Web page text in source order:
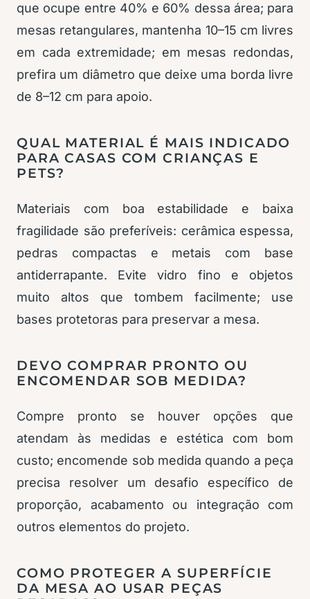
que ocupe entre 40% e 60% dessa área; para
mesas retangulares, mantenha 10–15 cm livres
em cada extremidade; em mesas redondas,
prefira um diâmetro que deixe uma borda livre
de 8–12 cm para apoio.
QUAL MATERIAL É MAIS INDICADO
PARA CASAS COM CRIANÇAS E
PETS?
Materiais com boa estabilidade e baixa
fragilidade são preferíveis: cerâmica espessa,
pedras compactas e metais com base
antiderrapante. Evite vidro fino e objetos
muito altos que tombem facilmente; use
bases protetoras para preservar a mesa.
DEVO COMPRAR PRONTO OU
ENCOMENDAR SOB MEDIDA?
Compre pronto se houver opções que
atendam às medidas e estética com bom
custo; encomende sob medida quando a peça
precisa resolver um desafio específico de
proporção, acabamento ou integração com
outros elementos do projeto.
COMO PROTEGER A SUPERFÍCIE
DA MESA AO USAR PEÇAS